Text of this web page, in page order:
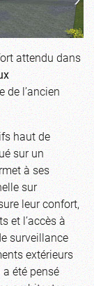
attendu dans
de l’ancien
haut de
sur un
à ses
sur
leur confort,
et l’accès à
surveillance
extérieurs
été pensé